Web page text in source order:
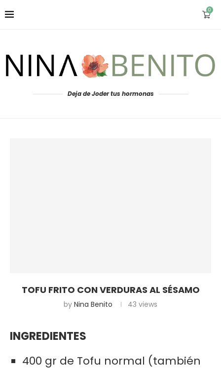
0
Deja de Joder tus hormonas
TOFU FRITO CON VERDURAS AL SÉSAMO
by Nina Benito 43 views
INGREDIENTES
400 gr de Tofu normal (también